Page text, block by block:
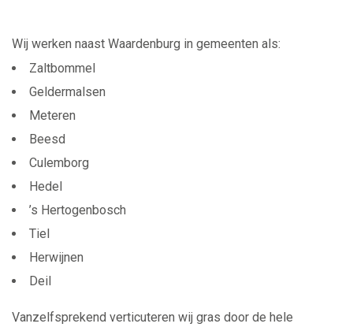
Wij werken naast Waardenburg in gemeenten als:
Zaltbommel
Geldermalsen
Meteren
Beesd
Culemborg
Hedel
’s Hertogenbosch
Tiel
Herwijnen
Deil
Vanzelfsprekend verticuteren wij gras door de hele